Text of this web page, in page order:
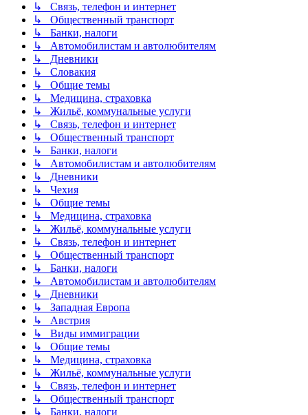
↳ Связь, телефон и интернет
↳ Общественный транспорт
↳ Банки, налоги
↳ Автомобилистам и автолюбителям
↳ Дневники
↳ Словакия
↳ Общие темы
↳ Медицина, страховка
↳ Жильё, коммунальные услуги
↳ Связь, телефон и интернет
↳ Общественный транспорт
↳ Банки, налоги
↳ Автомобилистам и автолюбителям
↳ Дневники
↳ Чехия
↳ Общие темы
↳ Медицина, страховка
↳ Жильё, коммунальные услуги
↳ Связь, телефон и интернет
↳ Общественный транспорт
↳ Банки, налоги
↳ Автомобилистам и автолюбителям
↳ Дневники
↳ Западная Европа
↳ Австрия
↳ Виды иммиграции
↳ Общие темы
↳ Медицина, страховка
↳ Жильё, коммунальные услуги
↳ Связь, телефон и интернет
↳ Общественный транспорт
↳ Банки, налоги